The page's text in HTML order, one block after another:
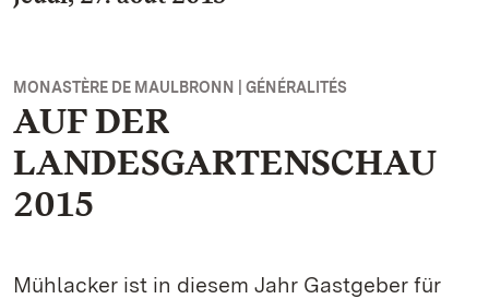
MONASTÈRE DE MAULBRONN | GÉNÉRALITÉS
AUF DER
LANDESGARTENSCHAU
2015
Mühlacker ist in diesem Jahr Gastgeber für